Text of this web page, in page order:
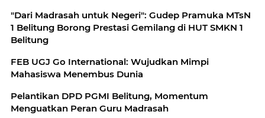
"Dari Madrasah untuk Negeri": Gudep Pramuka MTsN
1 Belitung Borong Prestasi Gemilang di HUT SMKN 1
Belitung
FEB UGJ Go International: Wujudkan Mimpi
Mahasiswa Menembus Dunia
Pelantikan DPD PGMI Belitung, Momentum
Menguatkan Peran Guru Madrasah